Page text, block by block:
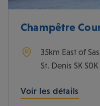
Champêtre
35km East of
St. Denis SK
Voir les détails